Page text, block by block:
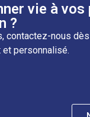
vie à
?
contactez-nous
personnalisé.